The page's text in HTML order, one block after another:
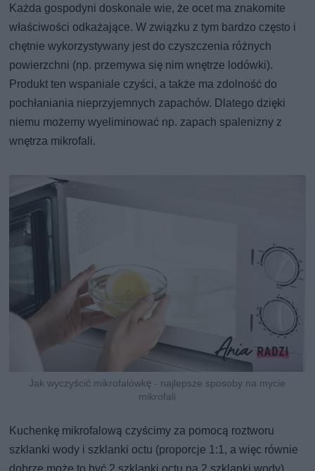
Każda gospodyni doskonale wie, że ocet ma znakomite
właściwości odkażające. W związku z tym bardzo często i
chętnie wykorzystywany jest do czyszczenia różnych
powierzchni (np. przemywa się nim wnętrze lodówki).
Produkt ten wspaniale czyści, a także ma zdolność do
pochłaniania nieprzyjemnych zapachów. Dlatego dzięki
niemu możemy wyeliminować np. zapach spalenizny z
wnętrza mikrofali.
Jak wyczyścić mikrofalówkę - najlepsze sposoby na mycie
mikrofali
Kuchenkę mikrofalową czyścimy za pomocą roztworu
szklanki wody i szklanki octu (proporcje 1:1, a więc równie